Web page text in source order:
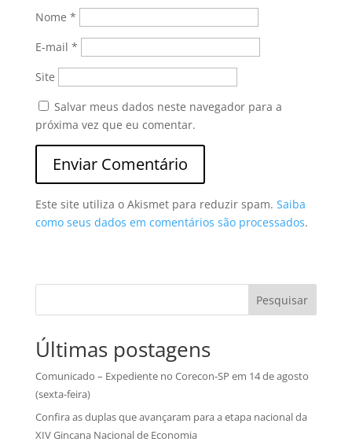
Nome *
E-mail *
Site
Salvar meus dados neste navegador para a
próxima vez que eu comentar.
Este site utiliza o Akismet para reduzir spam. Saiba
como seus dados em comentários são processados.
Pesquisar
Últimas postagens
Comunicado – Expediente no Corecon-SP em 14 de agosto
(sexta-feira)
Confira as duplas que avançaram para a etapa nacional da
XIV Gincana Nacional de Economia